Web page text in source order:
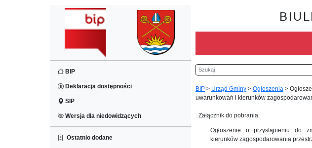
BIP
Deklaracja dostępności
SIP
Wersja dla niedowidzących
Ostatnio dodane
Szukaj
BIP > Urząd Gminy > Ogłoszenia >
uwarunkowań i kierunków
Załącznik do pobrania:
Ogłoszenie o przystąpieniu do
kierunków zagospodarowania